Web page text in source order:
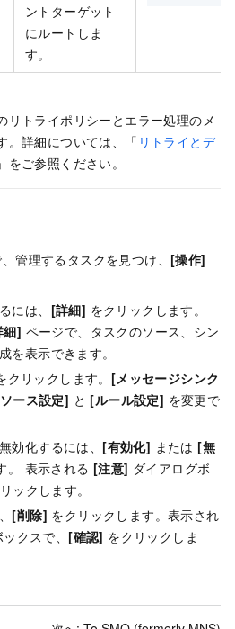
ントターゲット
にルートしま
す。
リトライポリシーとエラー処理のメ
。詳細については、「 リトライとデ
」をご参照ください。
管理するタスクを見つけ、 [操作]
には、 [詳細] をクリックします。
細] ページで、タスクのソース、シン
を表示できます。
クリックします。 [メッセージシンク
ース設定] と [ルール設定] を変更で
効化するには、 [有効化] または [無
。 表示される [注意] ダイアログボ
ックします。
[削除] をクリックします。表示され
クスで、 [確認] をクリックしま